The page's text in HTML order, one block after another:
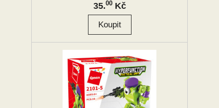
35.00Kč